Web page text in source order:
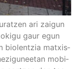
ari zai­gun
gaur egun
bio­len­tzia matxis­
mobi­